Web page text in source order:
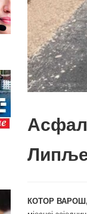
Липље
КОТОР